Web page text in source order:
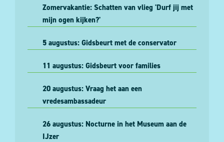
Zomervakantie: Schatten van vlieg 'Durf jij met
mijn ogen kijken?'
5 augustus: Gidsbeurt met de conservator
11 augustus: Gidsbeurt voor families
20 augustus: Vraag het aan een
vredesambassadeur
26 augustus: Nocturne in het Museum aan de
IJzer